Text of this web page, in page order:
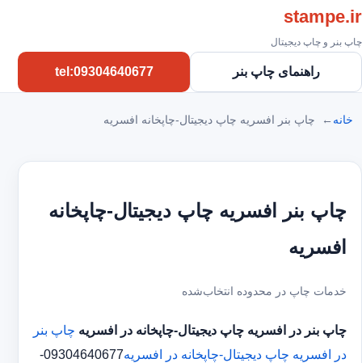
stampe.ir
چاپ بنر و چاپ دیجیتال
راهنمای چاپ بنر tel:09304640677
خانه چاپ بنر افسریه چاپ دیجیتال-چاپخانه افسریه
چاپ بنر افسریه چاپ دیجیتال-چاپخانه
افسریه
خدمات چاپ در محدوده انتخاب‌شده
چاپ بنر در افسریه چاپ دیجیتال-چاپخانه در افسریه چاپ بنر
در افسریه چاپ دیجیتال-چاپخانه در افسریه
09304640677-